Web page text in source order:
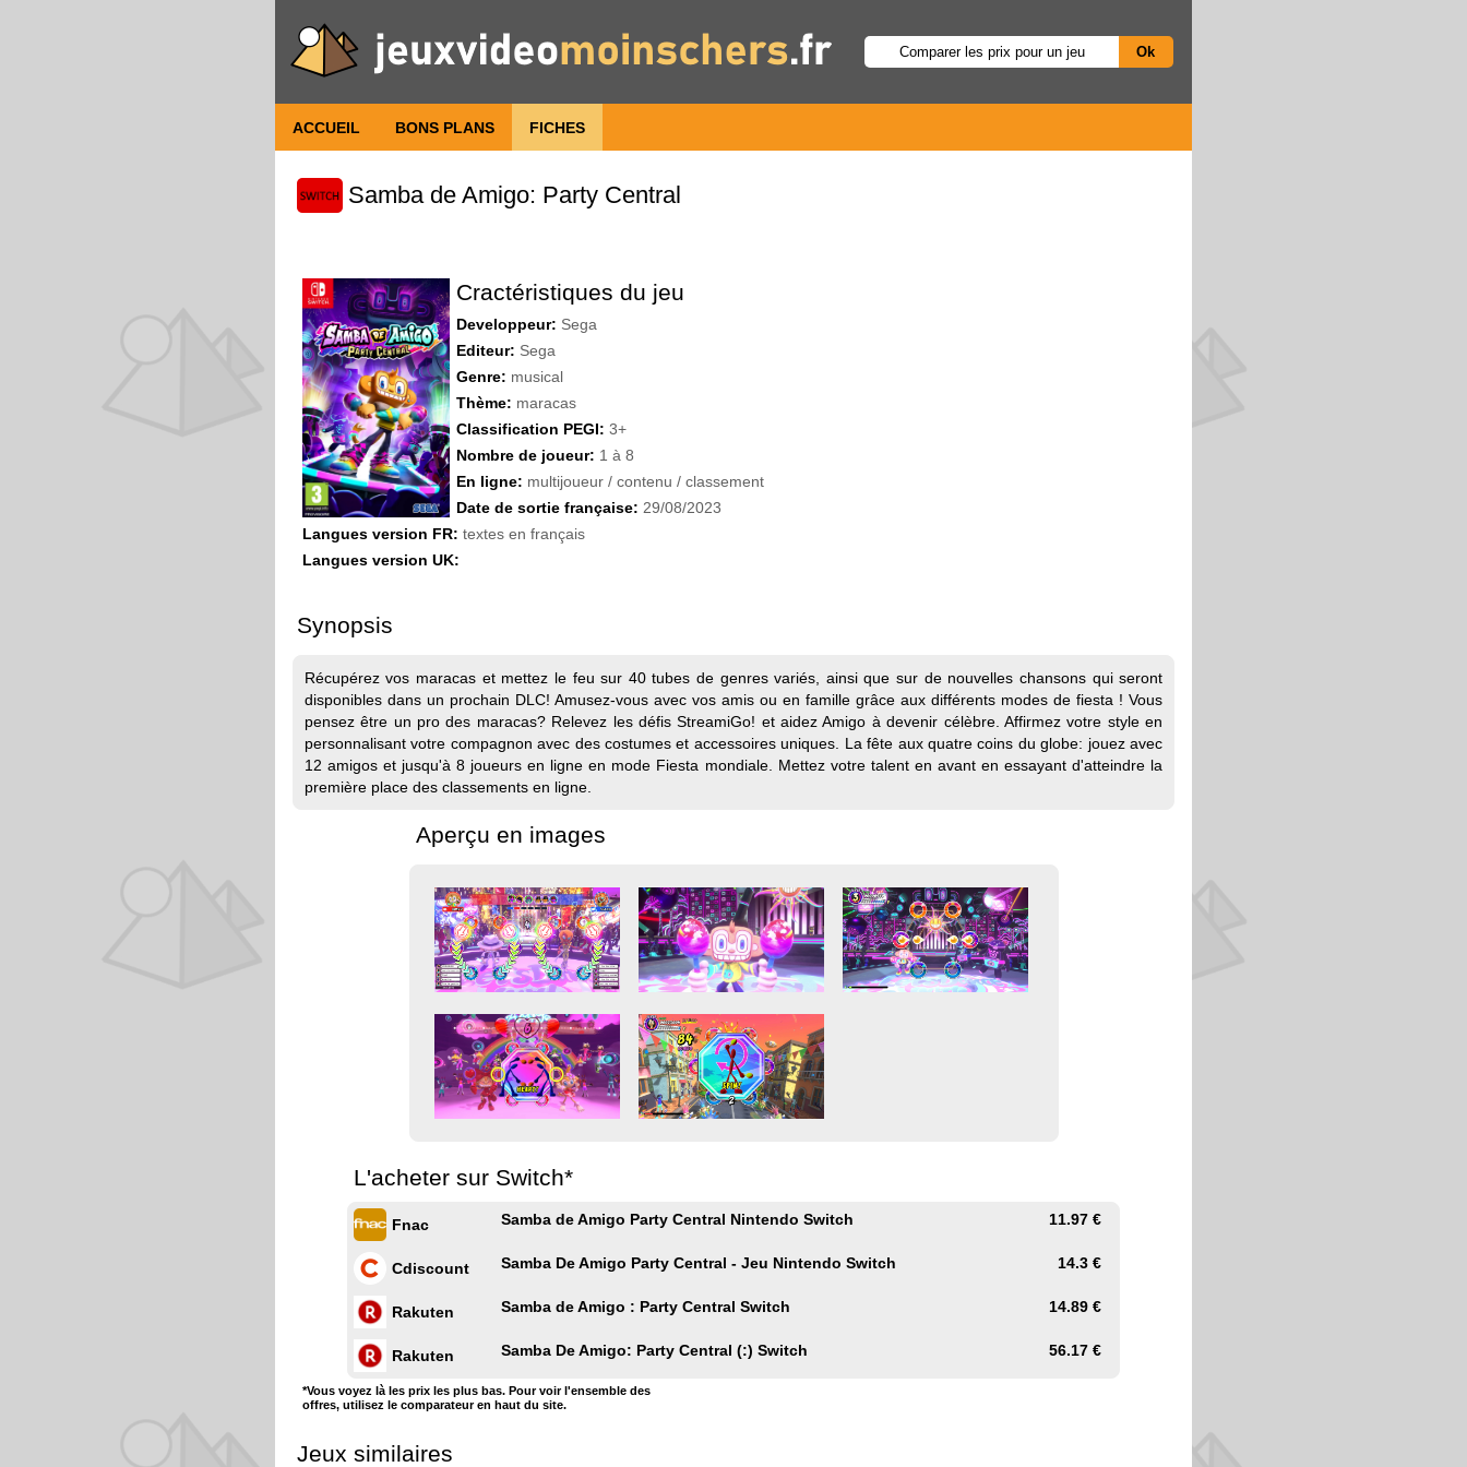
ACCUEIL BONS PLANS FICHES
Samba de Amigo: Party Central
Cractéristiques du jeu
Developpeur: Sega
Editeur: Sega
Genre: musical
Thème: maracas
Classification PEGI: 3+
Nombre de joueur: 1 à 8
En ligne: multijoueur / contenu / classement
Date de sortie française: 29/08/2023
Langues version FR: textes en français
Langues version UK:
Synopsis
Récupérez vos maracas et mettez le feu sur 40 tubes de genres variés, ainsi que sur de nouvelles chansons qui seront
disponibles dans un prochain DLC! Amusez-vous avec vos amis ou en famille grâce aux différents modes de fiesta ! Vous
pensez être un pro des maracas? Relevez les défis StreamiGo! et aidez Amigo à devenir célèbre. Affirmez votre style en
personnalisant votre compagnon avec des costumes et accessoires uniques. La fête aux quatre coins du globe: jouez avec
12 amigos et jusqu'à 8 joueurs en ligne en mode Fiesta mondiale. Mettez votre talent en avant en essayant d'atteindre la
première place des classements en ligne.
Aperçu en images
L'acheter sur Switch*
Fnac Samba de Amigo Party Central Nintendo Switch 11.97 €
Cdiscount Samba De Amigo Party Central - Jeu Nintendo Switch 14.3 €
Rakuten Samba de Amigo : Party Central Switch 14.89 €
Rakuten Samba De Amigo: Party Central (:) Switch 56.17 €
*Vous voyez là les prix les plus bas. Pour voir l'ensemble des
offres, utilisez le comparateur en haut du site.
Jeux similaires